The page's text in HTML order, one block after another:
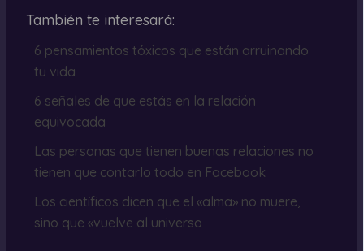
También te interesará:
6 pensamientos tóxicos que están arruinando
tu vida
6 señales de que estás en la relación
equivocada
Las personas que tienen buenas relaciones no
tienen que contarlo todo en Facebook
Los científicos dicen que el «alma» no muere,
sino que «vuelve al universo